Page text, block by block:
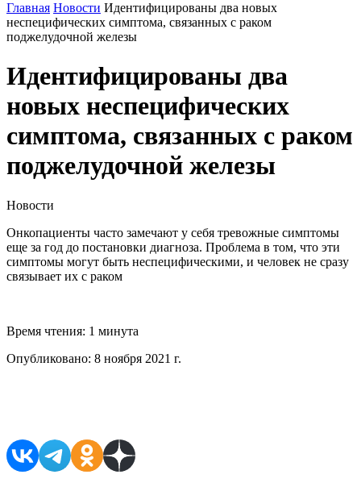
Главная Новости Идентифицированы два новых
неспецифических симптома, связанных с раком
поджелудочной железы
Идентифицированы два
новых неспецифических
симптома, связанных с раком
поджелудочной железы
Новости
Онкопациенты часто замечают у себя тревожные симптомы
еще за год до постановки диагноза. Проблема в том, что эти
симптомы могут быть неспецифическими, и человек не сразу
связывает их с раком
Время чтения: 1 минута
Опубликовано: 8 ноября 2021 г.